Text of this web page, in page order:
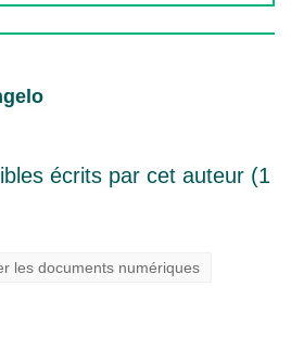
écrits par cet auteur (1
les documents numériques